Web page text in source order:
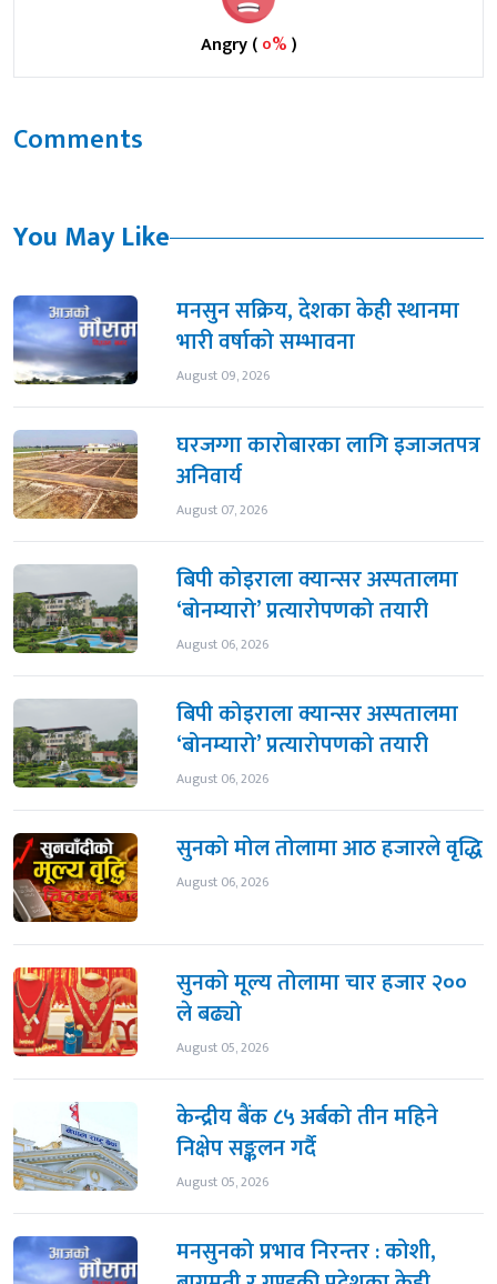
Angry (०%)
Comments
You May Like
मनसुन सक्रिय, देशका केही स्थानमा
भारी वर्षाको सम्भावना
August 09, 2026
घरजग्गा कारोबारका लागि इजाजतपत्र
अनिवार्य
August 07, 2026
बिपी कोइराला क्यान्सर अस्पतालमा
‘बोनम्यारो’ प्रत्यारोपणको तयारी
August 06, 2026
बिपी कोइराला क्यान्सर अस्पतालमा
‘बोनम्यारो’ प्रत्यारोपणको तयारी
August 06, 2026
सुनको मोल तोलामा आठ हजारले वृद्धि
August 06, 2026
सुनको मूल्य तोलामा चार हजार २००
ले बढ्यो
August 05, 2026
केन्द्रीय बैंक ८५ अर्बको तीन महिने
निक्षेप सङ्कलन गर्दै
August 05, 2026
मनसुनको प्रभाव निरन्तर : कोशी,